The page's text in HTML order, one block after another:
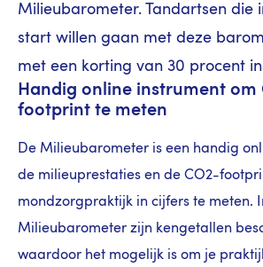
Milieubarometer. Tandartsen die
start willen gaan met deze
met een korting van 30 procent
Handig online instrument om
footprint te meten
De Milieubarometer is een handig
de milieuprestaties en de CO2-
mondzorgpraktijk in cijfers te meten.
Milieubarometer zijn kengetallen
waardoor het mogelijk is om je